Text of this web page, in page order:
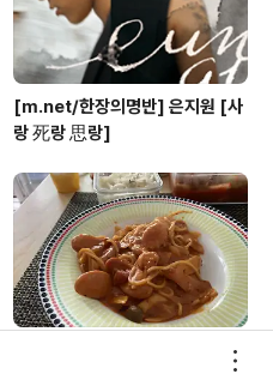
[m.net/한장의명반] 은지원 [사
랑 死랑 思랑]